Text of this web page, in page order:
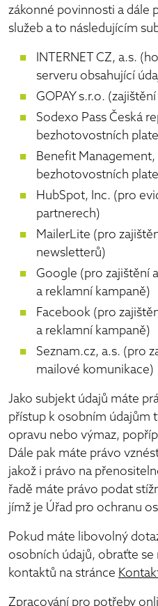
zákonné povinnosti a dále
služeb a to následujícím
INTERNET CZ, a.s.
serveru obsahující
GOPAY s.r.o.
Sodexo Pass Česká
bezhotovostních
Benefit Management,
bezhotovostních
HubSpot, Inc. (pro
partnerech)
MailerLite (pro
newsletterů)
Google (pro zajištění
a reklamní kampaně)
Facebook (pro
a reklamní kampaně)
Seznam.cz, a.s. (pro
mailové komunikace)
Jako subjekt údajů máte
přístup k osobním údajům
opravu nebo výmaz,
Dále pak máte právo
jakož i právo na
řadě máte právo podat
jímž je Úřad pro ochranu
Pokud máte libovolný
osobních údajů, obraťte se
kontaktů na stránce
Zpracování pro potřeby